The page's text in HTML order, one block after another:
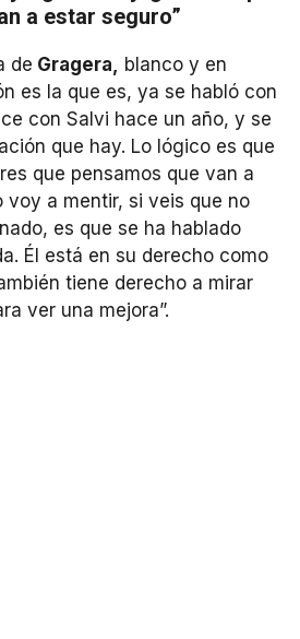
a estar seguro”
de Gragera, blanco y en
es la que es, ya se habló con
con Salvi hace un año, y se
que hay. Lo lógico es que
que pensamos que van a
voy a mentir, si veis que no
es que se ha hablado
Él está en su derecho como
tiene derecho a mirar
ver una mejora”.